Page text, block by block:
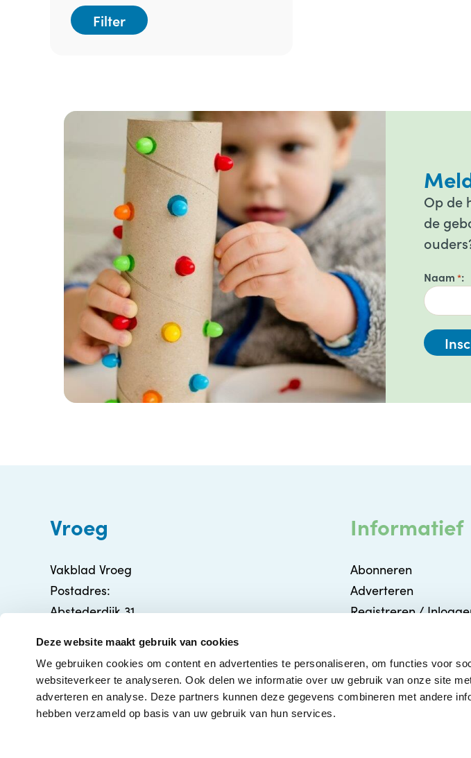
Deze website maakt gebruik van cookies
We gebruiken cookies om content en advertenties te personaliseren, om functies voor
websiteverkeer te analyseren. Ook delen we informatie over uw gebruik van onze site
adverteren en analyse. Deze partners kunnen deze gegevens combineren met andere
hebben verzameld op basis van uw gebruik van hun services.
Op de
de
Naam *
Vroeg
Vakblad Vroeg
Postadres:
Abstederdijk 31
info@vakbladvroeg.nl
KVK: 71316426
Informatief
Abonneren
Adverteren
Registreren /
Contact